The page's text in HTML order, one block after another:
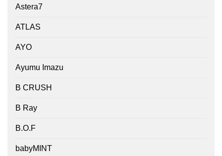
Astera7
ATLAS
AYO
Ayumu Imazu
B CRUSH
B Ray
B.O.F
babyMINT